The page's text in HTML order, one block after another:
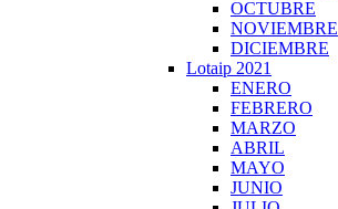
OCTUBRE
NOVIEMBRE
DICIEMBRE
Lotaip 2021
ENERO
FEBRERO
MARZO
ABRIL
MAYO
JUNIO